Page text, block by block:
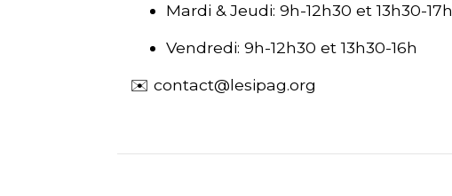
Mardi & Jeudi: 9h-12h30 et 13h30-17h
Vendredi: 9h-12h30 et 13h30-16h
✉️ contact@lesipag.org